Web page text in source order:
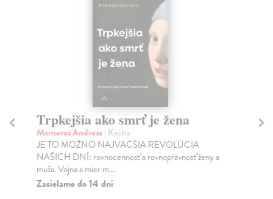
Trpkejšia ako smrť je žena
Marneros Andreas| Kniha
JE TO MOŽNO NAJVÄČŠIA REVOLÚCIA
NAŠICH DNÍ: rovnocennosť a rovnoprávnosť ženy a
muža. Vojna a mier m...
Zasielame do 14 dní